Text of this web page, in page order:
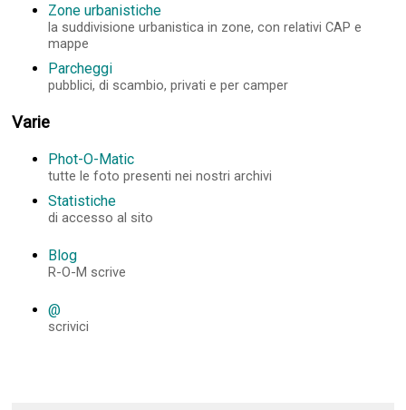
Zone urbanistiche
la suddivisione urbanistica in zone, con relativi CAP e
mappe
Parcheggi
pubblici, di scambio, privati e per camper
Varie
Phot-O-Matic
tutte le foto presenti nei nostri archivi
Statistiche
di accesso al sito
Blog
R-O-M scrive
@
scrivici